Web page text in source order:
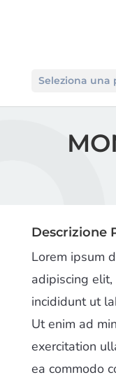
Seleziona una
Descrizione
Lorem ipsum
adipiscing
incididunt ut
Ut enim ad
exercitation
ea commodo